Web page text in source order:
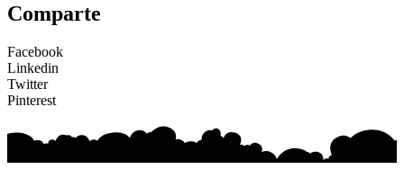
Comparte
Facebook
Linkedin
Twitter
Pinterest